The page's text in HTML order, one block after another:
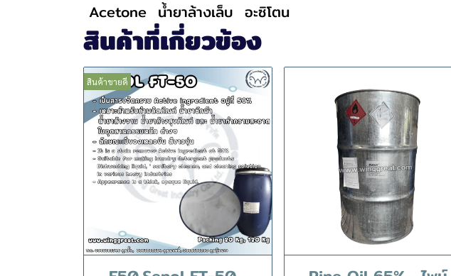
Acetone น้ำยาล้างเล็บ อะซิโตน
สินค้าที่เกี่ยวข้อง
สินค้าขายดี